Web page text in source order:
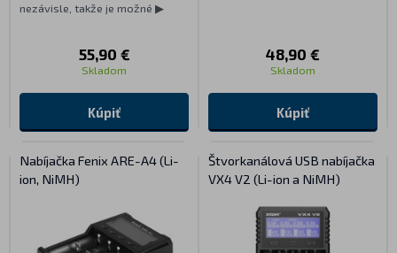
nezávisle, takže je možné ▶
55,90 €
Skladom
Kúpiť
48,90 €
Skladom
Kúpiť
Nabíjačka Fenix ARE-A4 (Li-
ion, NiMH)
Štvorkanálová USB nabíjačka
VX4 V2 (Li-ion a NiMH)